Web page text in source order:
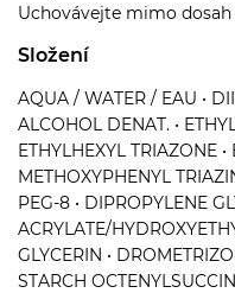
Uchovávejte mimo dosah
Složení
AQUA / WATER / EAU •
ALCOHOL DENAT. •
ETHYLHEXYL TRIAZONE
METHOXYPHENYL
PEG-8 • DIPROPYLENE
ACRYLATE/
GLYCERIN •
STARCH